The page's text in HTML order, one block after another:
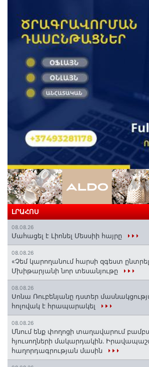
ԼՐԱՀՈՍ
08.08.26
Մահացել է Լիոնել Մեսսիի հայրը
08.08.26
«Չեմ կարողանում հարսի զգեստ
Մխիթարյանի նոր տեսանյութը
08.08.26
Սոնա Ռուբենյանը դստեր
հոլովակ է հրապարակել
08.08.26
Մնում ենք փողոցի տաղավարում
հյուսողների մակարդակին․
հաղորդագրության մասին